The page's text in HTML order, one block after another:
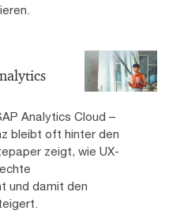
Analytics Cloud –
bleibt oft hinter den
zeigt, wie UX-
und damit den